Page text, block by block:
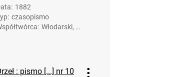
: 1882
: czasopismo
: Włodarski, K
y. Druk.
: pismo [...] nr 10